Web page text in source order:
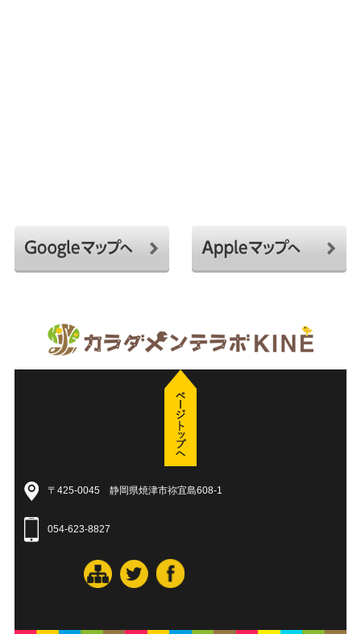
〒425-0045 静岡県焼津市祢宜島608-1
054-623-8827